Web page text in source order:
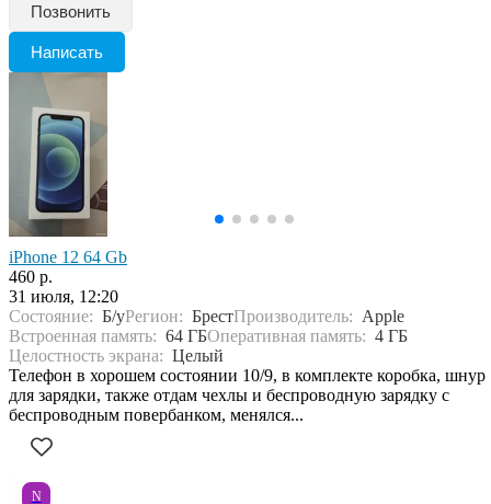
Позвонить
Написать
iPhone 12 64 Gb
460 р.
31 июля, 12:20
Состояние: Б/уРегион: БрестПроизводитель: Apple
Встроенная память: 64 ГБОперативная память: 4 ГБ
Целостность экрана: Целый
Телефон в хорошем состоянии 10/9, в комплекте коробка, шнур
для зарядки, также отдам чехлы и беспроводную зарядку с
беспроводным повербанком, менялся...
N